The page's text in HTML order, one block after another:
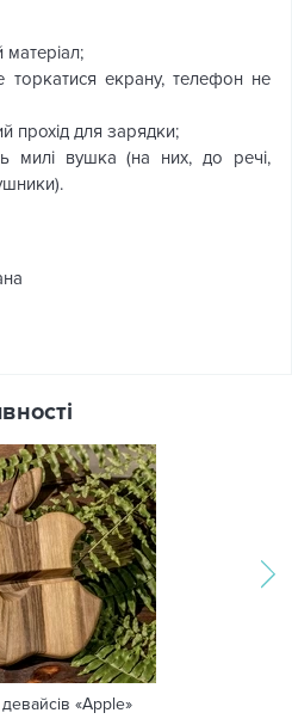
торкатися екрану, телефон не
прохід для зарядки;
милі вушка (на них, до речі,
«Apple»